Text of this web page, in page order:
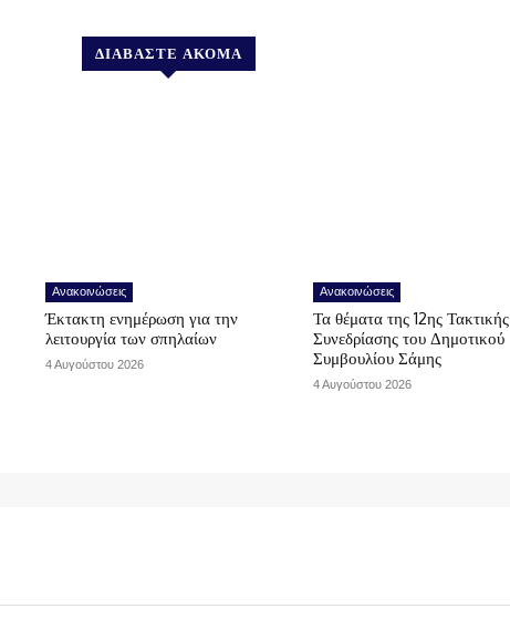
ΔΙΑΒΑΣΤΕ ΑΚΟΜΑ
Ανακοινώσεις
Έκτακτη ενημέρωση για την
λειτουργία των σπηλαίων
4 Αυγούστου 2026
Ανακοινώσεις
Τα θέματα της 12ης Τακτικής
Συνεδρίασης του Δημοτικού
Συμβουλίου Σάμης
4 Αυγούστου 2026